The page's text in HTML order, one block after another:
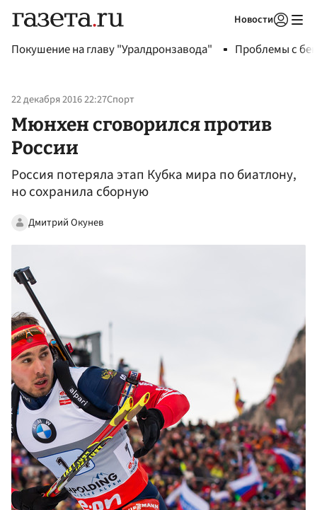
Новости
Покушение на главу "Уралдронзавода" Проблемы с
22 декабря 2016 22:27Спорт
Мюнхен сговорился против
России
Россия потеряла этап Кубка мира по биатлону,
но сохранила сборную
Дмитрий Окунев